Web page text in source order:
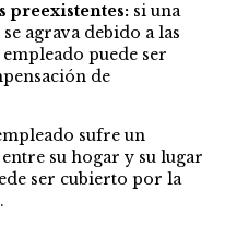
preexistentes: si una
agrava debido a las
puede ser
de
sufre un
su hogar y su lugar
ser cubierto por la